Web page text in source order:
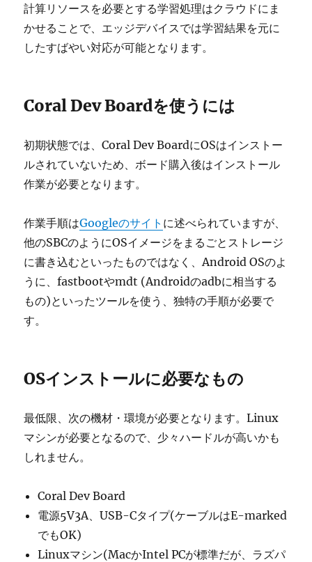
計算リソースを必要とする学習処理はクラウドにま
かせることで、エッジデバイスでは学習結果を元に
したすばやい対応が可能となります。
Coral Dev Boardを使うには
初期状態では、Coral Dev BoardにOSはインストー
ルされていないため、ボード購入後はインストール
作業が必要となります。
作業手順はGoogleのサイト に述べられていますが、
他のSBCのようにOSイメージをまるごとストレージ
に書き込むといったものではなく、Android OSのよ
うに、fastbootやmdt (Androidのadbに相当する
もの)といったツールを使う、独特の手順が必要で
す。
OSインストールに必要なもの
最低限、次の機材・環境が必要となります。Linux
マシンが必要となるので、少々ハードルが高いかも
しれません。
Coral Dev Board
電源5V3A、USB-Cタイプ(ケーブルはE-marked
でもOK)
Linuxマシン(MacかIntel PCが標準だが、ラズパ